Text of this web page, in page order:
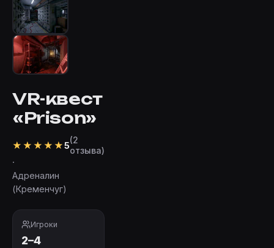
VR-квест
«Prison»
★ ★ ★ ★ ★5(2
отзыва)
·
Адреналин
(Кременчуг)
Игроки
2–4